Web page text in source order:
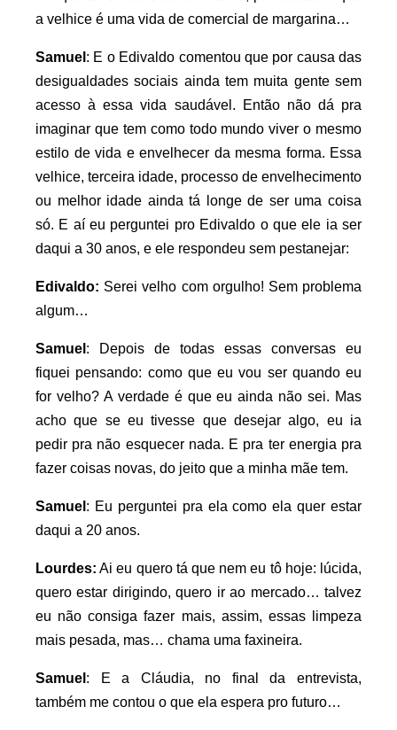
a velhice é uma vida de comercial de margarina…
Samuel : E o Edivaldo comentou que por causa das
desigualdades sociais ainda tem muita gente sem
acesso à essa vida saudável. Então não dá pra
imaginar que tem como todo mundo viver o mesmo
estilo de vida e envelhecer da mesma forma. Essa
velhice, terceira idade, processo de envelhecimento
ou melhor idade ainda tá longe de ser uma coisa
só. E aí eu perguntei pro Edivaldo o que ele ia ser
daqui a 30 anos, e ele respondeu sem pestanejar:
Edivaldo: Serei velho com orgulho! Sem problema
algum…
Samuel : Depois de todas essas conversas eu
fiquei pensando: como que eu vou ser quando eu
for velho? A verdade é que eu ainda não sei. Mas
acho que se eu tivesse que desejar algo, eu ia
pedir pra não esquecer nada. E pra ter energia pra
fazer coisas novas, do jeito que a minha mãe tem.
Samuel : Eu perguntei pra ela como ela quer estar
daqui a 20 anos.
Lourdes: Ai eu quero tá que nem eu tô hoje: lúcida,
quero estar dirigindo, quero ir ao mercado… talvez
eu não consiga fazer mais, assim, essas limpeza
mais pesada, mas… chama uma faxineira.
Samuel : E a Cláudia, no final da entrevista,
também me contou o que ela espera pro futuro…